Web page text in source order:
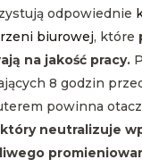
odpowiednie
biurowej, które
na jakość pracy.
8 godzin
powinna
neutralizuje